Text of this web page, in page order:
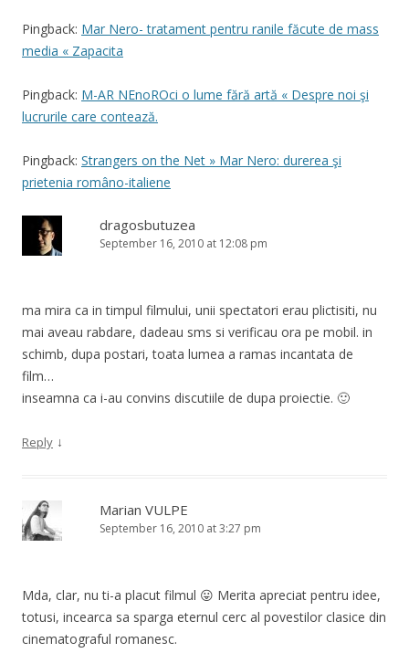
Pingback: Mar Nero- tratament pentru ranile făcute de mass
media « Zapacita
Pingback: M-AR NEnoROci o lume fără artă « Despre noi şi
lucrurile care contează.
Pingback: Strangers on the Net » Mar Nero: durerea şi
prietenia româno-italiene
dragosbutuzea
September 16, 2010 at 12:08 pm
ma mira ca in timpul filmului, unii spectatori erau plictisiti, nu
mai aveau rabdare, dadeau sms si verificau ora pe mobil. in
schimb, dupa postari, toata lumea a ramas incantata de
film…
inseamna ca i-au convins discutiile de dupa proiectie. 🙂
Reply ↓
Marian VULPE
September 16, 2010 at 3:27 pm
Mda, clar, nu ti-a placut filmul 😛 Merita apreciat pentru idee,
totusi, incearca sa sparga eternul cerc al povestilor clasice din
cinematograful romanesc.